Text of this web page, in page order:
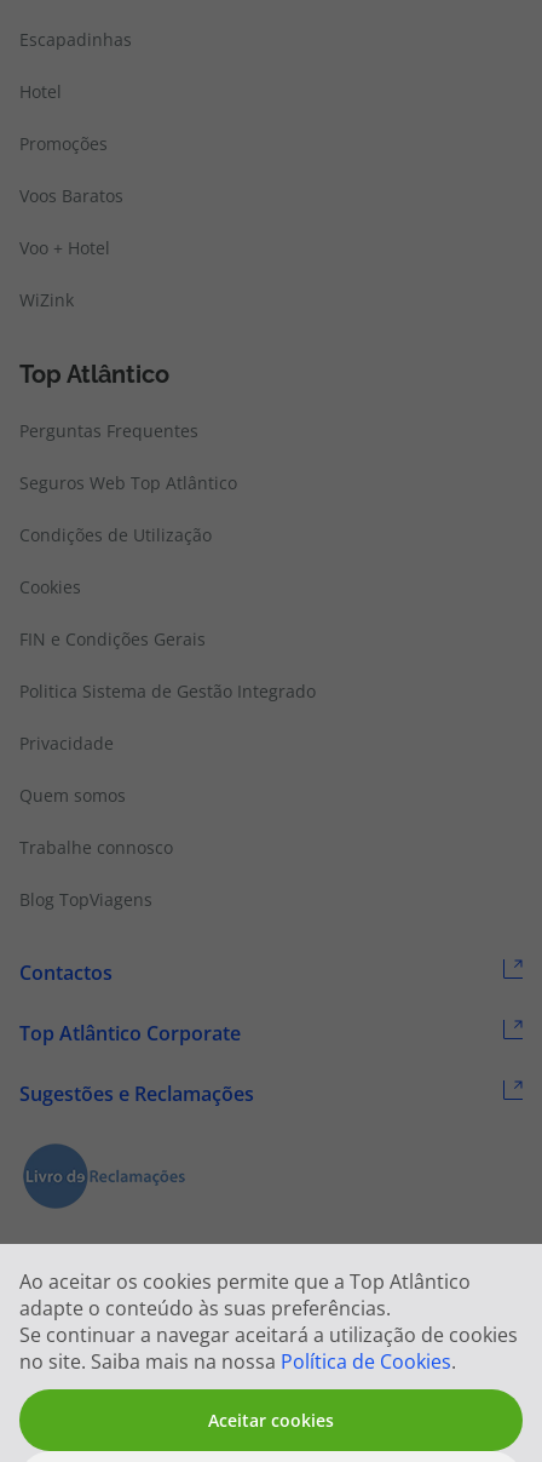
Ao aceitar os cookies permite que a Top Atlântico
adapte o conteúdo às suas preferências.
Se continuar a navegar aceitará a utilização de cookies
no site. Saiba mais na nossa Política de Cookies.
Aceitar cookies
Escapadinhas
Hotel
Promoções
Voos Baratos
Voo + Hotel
WiZink
Top Atlântico
Perguntas Frequentes
Seguros Web Top Atlântico
Condições de Utilização
Cookies
FIN e Condições Gerais
Politica Sistema de Gestão Integrado
Privacidade
Quem somos
Trabalhe connosco
Blog TopViagens
Contactos
Top Atlântico Corporate
Sugestões e Reclamações
2026 © Todos os direitos reservados:Top Atlântico, Viagens e Turismo